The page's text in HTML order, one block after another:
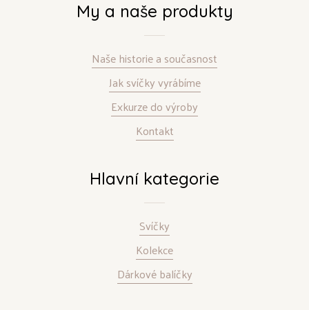
My a naše produkty
Naše historie a současnost
Jak svíčky vyrábíme
Exkurze do výroby
Kontakt
Hlavní kategorie
Svíčky
Kolekce
Dárkové balíčky